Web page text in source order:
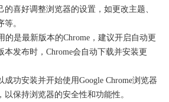
喜好调整浏览器的设置，如更改主题、
。
的是最新版本的Chrome，建议开启自动更
本发布时，Chrome会自动下载并安装更
功安装并开始使用Google Chrome浏览器
保持浏览器的安全性和功能性。